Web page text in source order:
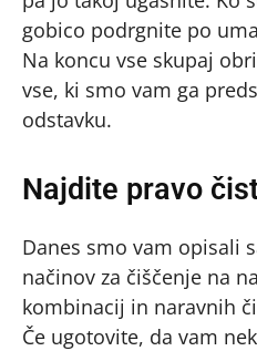
gobico podrgnite po
Na koncu vse skupaj
vse, ki smo vam ga
odstavku.
Najdite pravo
Danes smo vam opisali
načinov za čiščenje na
kombinacij in naravnih
Če ugotovite, da vam